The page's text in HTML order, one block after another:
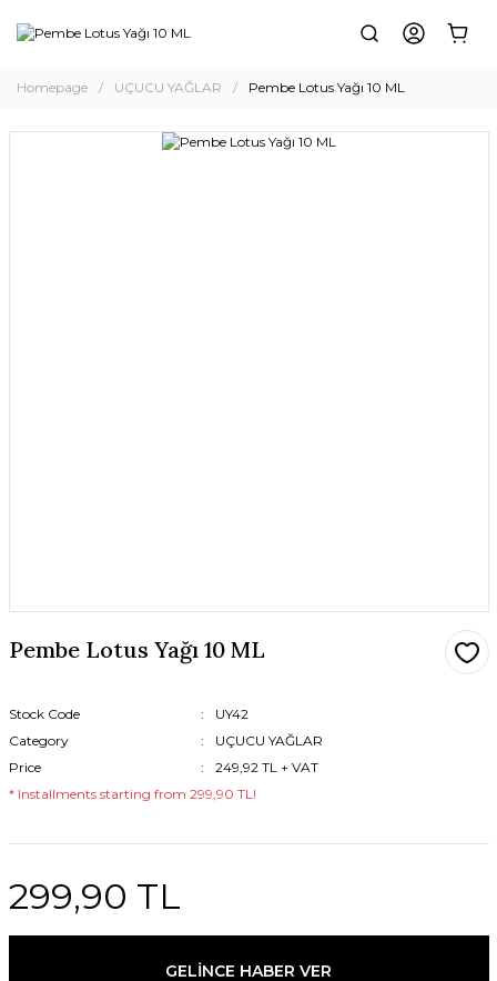
Homepage UÇUCU YAĞLAR Pembe Lotus Yağı 10 ML
Pembe Lotus Yağı 10 ML
Stock Code
UY42
Category
UÇUCU YAĞLAR
Price
249,92 TL + VAT
* Installments starting from 299,90 TL!
299,90 TL
GELİNCE HABER VER